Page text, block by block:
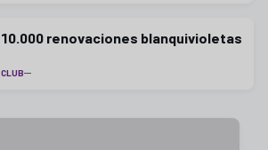
10.000 renovaciones blanquivioletas
CLUB